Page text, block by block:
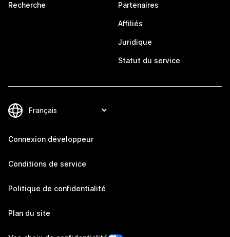
Recherche Partenaires
Affiliés
Juridique
Statut du service
Connexion développeur
Conditions de service
Politique de confidentialité
Plan du site